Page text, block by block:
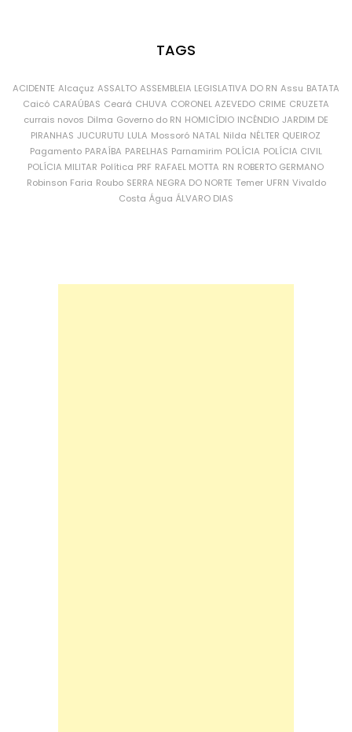
TAGS
ACIDENTE Alcaçuz ASSALTO ASSEMBLEIA LEGISLATIVA DO RN Assu BATATA
Caicó CARAÚBAS Ceará CHUVA CORONEL AZEVEDO CRIME CRUZETA
currais novos Dilma Governo do RN HOMICÍDIO INCÊNDIO JARDIM DE
PIRANHAS JUCURUTU LULA Mossoró NATAL Nilda NÉLTER QUEIROZ
Pagamento PARAÍBA PARELHAS Parnamirim POLÍCIA POLÍCIA CIVIL
POLÍCIA MILITAR Política PRF RAFAEL MOTTA RN ROBERTO GERMANO
Robinson Faria Roubo SERRA NEGRA DO NORTE Temer UFRN Vivaldo
Costa Água ÁLVARO DIAS